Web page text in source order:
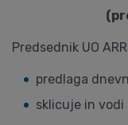
Predsednik UO
predlaga
sklicuje in vodi